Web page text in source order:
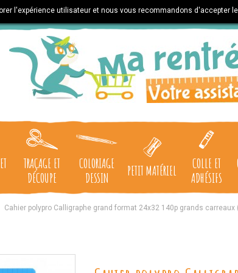
l'expérience utilisateur et nous vous recommandons d'accepter
TRAÇAGE ET
DÉCOUPE
COLORIAGE
DESSIN
PETIT MATÉRIEL
COLLE ET
ADHÉSIFS
Cahier polypro Calligraphe grand format 24x32 140p grands carreaux